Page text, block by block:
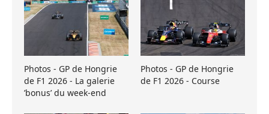
Photos - GP de Hongrie
de F1 2026 - La galerie
’bonus’ du week-end
Photos - GP de Hongrie
de F1 2026 - Course